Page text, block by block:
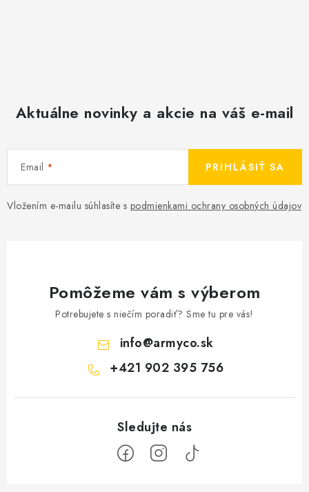
Aktuálne novinky a akcie na váš e-mail
Email
Vložením e-mailu súhlasíte s podmienkami ochrany osobných údajov
PRIHLÁSIŤ SA
Pomôžeme vám s výberom
Potrebujete s niečím poradiť? Sme tu pre vás!
info@armyco.sk
+421 902 395 756